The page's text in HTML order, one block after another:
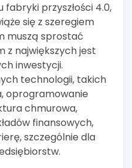
przyszłości 4.0,
się z szeregiem
muszą sprostać
z największych jest
inwestycji.
technologii, takich
oprogramowanie
chmurowa,
finansowych,
szczególnie dla